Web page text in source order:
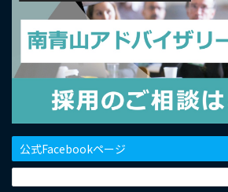
公式Facebookページ